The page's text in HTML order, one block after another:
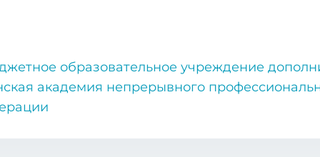
образовательное учреждение
академия непрерывного